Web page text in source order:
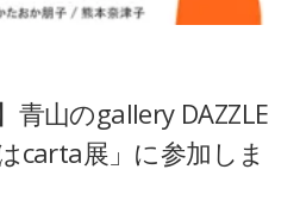
青山のgallery DAZZLE
carta展」に参加しま